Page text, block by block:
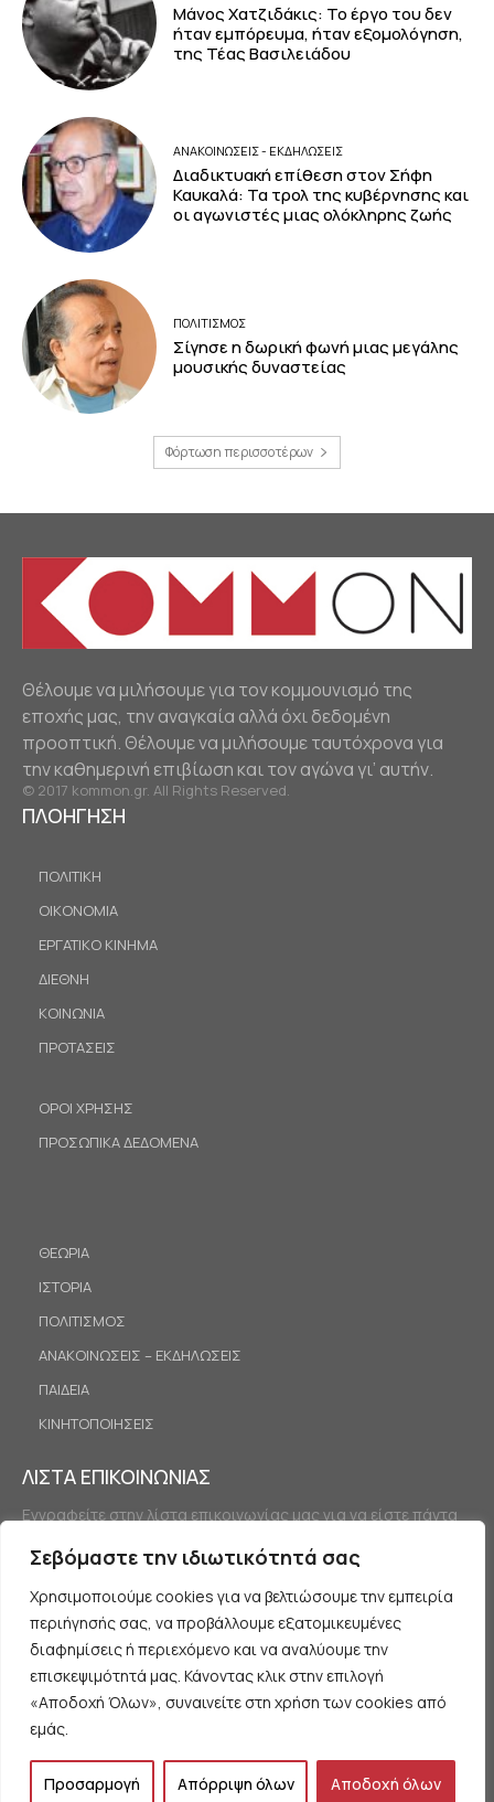
Σεβόμαστε την ιδιωτικότητά σας
Χρησιμοποιούμε cookies για να βελτιώσουμε την εμπειρία
περιήγησής σας, να προβάλλουμε εξατομικευμένες
διαφημίσεις ή περιεχόμενο και να αναλύουμε την
επισκεψιμότητά μας. Κάνοντας κλικ στην επιλογή
«Αποδοχή Όλων», συναινείτε στη χρήση των cookies από
εμάς.
Προσαρμογή Απόρριψη όλων Αποδοχή όλων
Μάνος Χατζιδάκις: Το έργο του δεν
ήταν εμπόρευμα, ήταν εξομολόγηση,
της Τέας Βασιλειάδου
ΑΝΑΚΟΙΝΩΣΕΙΣ - ΕΚΔΗΛΩΣΕΙΣ
Διαδικτυακή επίθεση στον Σήφη
Καυκαλά: Τα τρολ της κυβέρνησης και
οι αγωνιστές μιας ολόκληρης ζωής
ΠΟΛΙΤΙΣΜΟΣ
Σίγησε η δωρική φωνή μιας μεγάλης
μουσικής δυναστείας
Φόρτωση περισσοτέρων
Θέλουμε να μιλήσουμε για τον κομμουνισμό της
εποχής μας, την αναγκαία αλλά όχι δεδομένη
προοπτική. Θέλουμε να μιλήσουμε ταυτόχρονα για
την καθημερινή επιβίωση και τον αγώνα γι’ αυτήν.
© 2017 kommon.gr. All Rights Reserved.
ΠΛΟΗΓΗΣΗ
ΠΟΛΙΤΙΚΗ
ΟΙΚΟΝΟΜΙΑ
ΕΡΓΑΤΙΚΟ ΚΙΝΗΜΑ
ΔΙΕΘΝΗ
ΚΟΙΝΩΝΙΑ
ΠΡΟΤΑΣΕΙΣ
ΟΡΟΙ ΧΡΗΣΗΣ
ΠΡΟΣΩΠΙΚΑ ΔΕΔΟΜΕΝΑ
ΘΕΩΡΙΑ
ΙΣΤΟΡΙΑ
ΠΟΛΙΤΙΣΜΟΣ
ΑΝΑΚΟΙΝΩΣΕΙΣ – ΕΚΔΗΛΩΣΕΙΣ
ΠΑΙΔΕΙΑ
ΚΙΝΗΤΟΠΟΙΗΣΕΙΣ
ΛΙΣΤΑ ΕΠΙΚΟΙΝΩΝΙΑΣ
Εγγραφείτε στην λίστα επικοινωνίας μας για να είστε πάντα
Εγγραφή